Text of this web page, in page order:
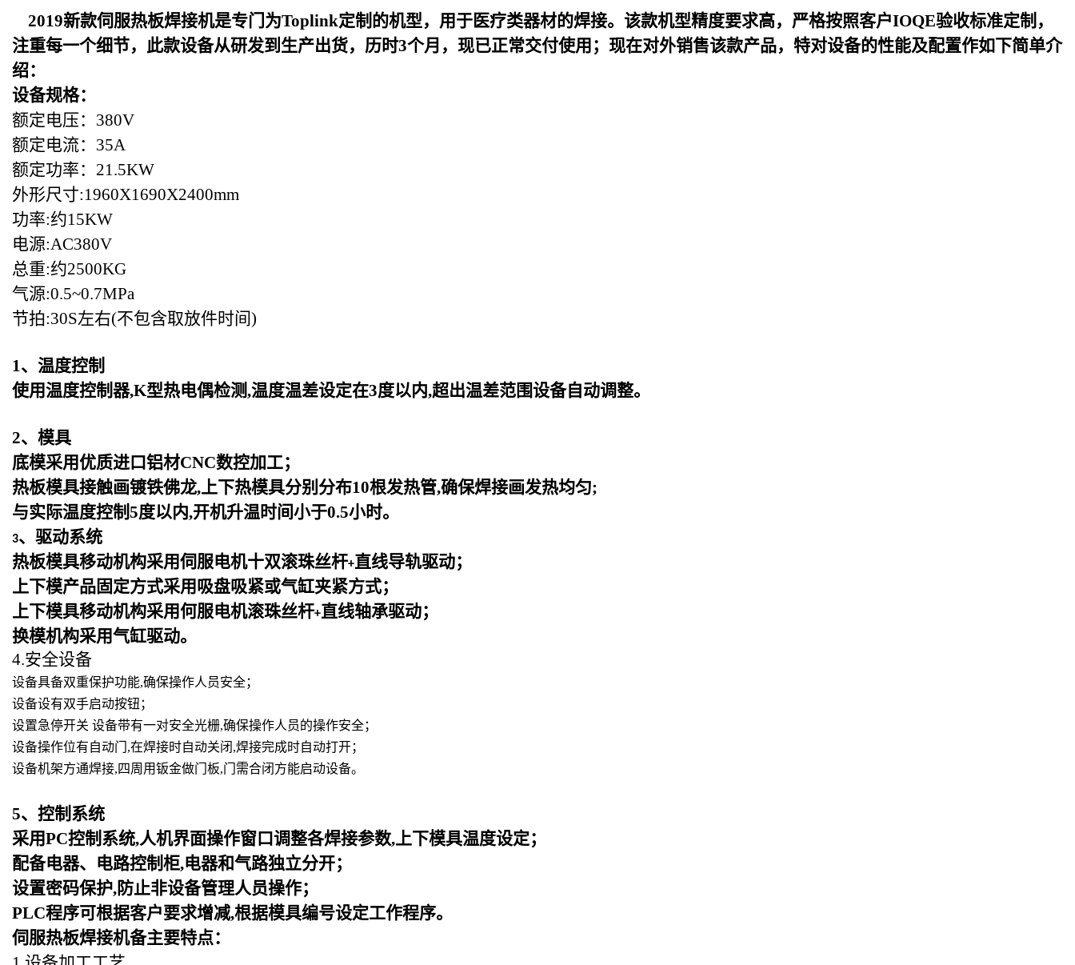
2019新款伺服热板焊接机是专门为Toplink定制的机型，用于医疗类器材的焊接。该款机型精度要求高，严格按照客户IOQE验收标准定制，
注重每一个细节，此款设备从研发到生产出货，历时3个月，现已正常交付使用；现在对外销售该款产品，特对设备的性能及配置作如下简单介
绍：
设备规格：
额定电压：380V
额定电流：35A
额定功率：21.5KW
外形尺寸:1960X1690X2400mm
功率:约15KW
电源:AC380V
总重:约2500KG
气源:0.5~0.7MPa
节拍:30S左右(不包含取放件时间)
1、温度控制
使用温度控制器,K型热电偶检测,温度温差设定在3度以内,超出温差范围设备自动调整。
2、模具
底模采用优质进口铝材CNC数控加工；
热板模具接触画镀铁佛龙,上下热模具分别分布10根发热管,确保焊接画发热均匀;
与实际温度控制5度以内,开机升温时间小于0.5小时。
3、驱动系统
热板模具移动机构采用伺服电机十双滚珠丝杆+直线导轨驱动；
上下模产品固定方式采用吸盘吸紧或气缸夹紧方式；
上下模具移动机构采用何服电机滚珠丝杆+直线轴承驱动；
换模机构采用气缸驱动。
4.安全设备
设备具备双重保护功能,确保操作人员安全；
设备设有双手启动按钮；
设置急停开关 设备带有一对安全光栅,确保操作人员的操作安全；
设备操作位有自动门,在焊接时自动关闭,焊接完成时自动打开；
设备机架方通焊接,四周用钣金做门板,门需合闭方能启动设备。
5、控制系统
采用PC控制系统,人机界面操作窗口调整各焊接参数,上下模具温度设定；
配备电器、电路控制柜,电器和气路独立分开；
设置密码保护,防止非设备管理人员操作；
PLC程序可根据客户要求增减,根据模具编号设定工作程序。
伺服热板焊接机备主要特点：